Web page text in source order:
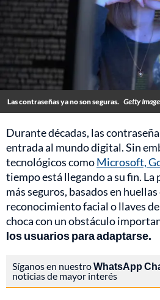
Las contraseñas ya no son seguras. Getty
Durante décadas, las
entrada al mundo digital. Sin
tecnológicos comoMicrosoft,
tiempo está llegando a su fin. La
más seguros, basados en
reconocimiento facial o llaves
choca con un obstáculo
los usuarios para adaptarse.
Síganos en nuestroWhatsApp
noticias de mayor interés